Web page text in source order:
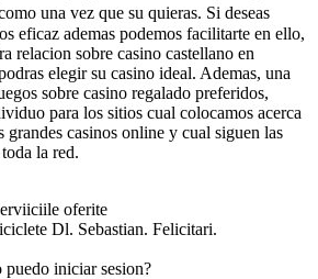
una vez que su quieras. Si deseas
eficaz ademas podemos facilitarte en ello,
relacion sobre casino castellano en
elegir su casino ideal. Ademas, una
sobre casino regalado preferidos,
para los sitios cual colocamos acerca
grandes casinos online y cual siguen las
la red.
oferite
Dl. Sebastian. Felicitari.
puedo iniciar sesion?